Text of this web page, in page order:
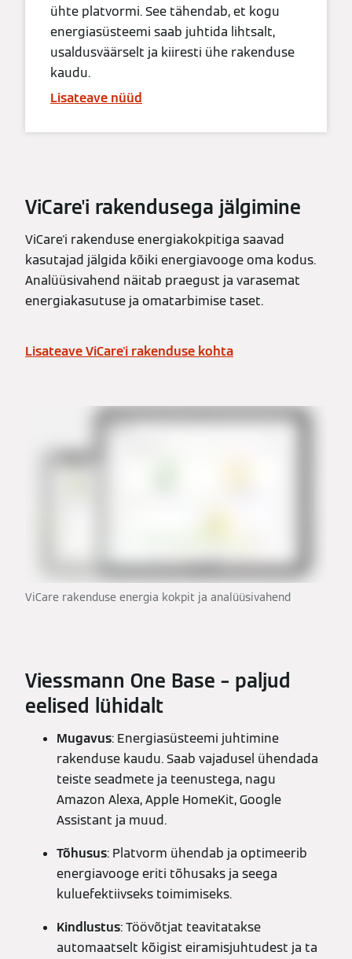
ühte platvormi. See tähendab, et kogu
energiasüsteemi saab juhtida lihtsalt,
usaldusväärselt ja kiiresti ühe rakenduse
kaudu.
Lisateave nüüd
ViCare'i rakendusega jälgimine
ViCare'i rakenduse energiakokpitiga saavad
kasutajad jälgida kõiki energiavooge oma kodus.
Analüüsivahend näitab praegust ja varasemat
energiakasutuse ja omatarbimise taset.
Lisateave ViCare'i rakenduse kohta
ViCare rakenduse energia kokpit ja analüüsivahend
Viessmann One Base – paljud
eelised lühidalt
Mugavus: Energiasüsteemi juhtimine
rakenduse kaudu. Saab vajadusel ühendada
teiste seadmete ja teenustega, nagu
Amazon Alexa, Apple HomeKit, Google
Assistant ja muud.
Tõhusus: Platvorm ühendab ja optimeerib
energiavooge eriti tõhusaks ja seega
kuluefektiivseks toimimiseks.
Kindlustus: Töövõtjat teavitatakse
automaatselt kõigist eiramisjuhtudest ja ta